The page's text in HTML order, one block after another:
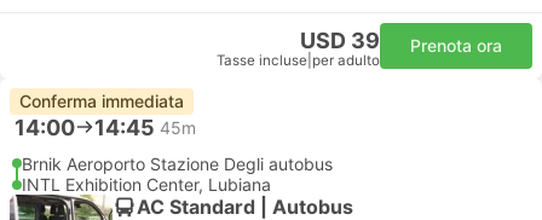
USD 39
Tasse incluse per adulto
Prenota ora
Conferma immediata
14:00 14:45 45m
Brnik Aeroporto Stazione Degli autobus
INTL Exhibition Center, Lubiana
AC Standard | Autobus